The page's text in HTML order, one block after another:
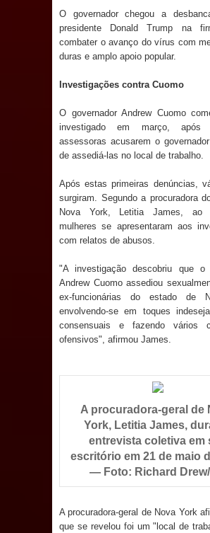
Santana 2026 será neste
e deve atrair grande
Neta do Sindicato
Brasília recursos para
Acolhida e CRAS de Sapé
Diretório Nacional do
Convenção em Brasília
Dois Gigantes da Poesia
Vereador Davyd Matias
de 200 lideranças em
candidatura de Denise
Assembleia Legislativa
O governador chegou a
presidente Donald Trump na
combater o avanço do vírus com
duras e amplo apoio popular.
Investigações contra Cuomo
O governador Andrew Cuomo
investigado em março,
assessoras acusarem o
de assediá-las no local de trabalho.
Após estas primeiras denúncias,
surgiram. Segundo a procuradora
Nova York, Letitia James, ao
mulheres se apresentaram aos
com relatos de abusos.
"A investigação descobriu que o
Andrew Cuomo assediou
ex-funcionárias do estado de
envolvendo-se em toques
consensuais e fazendo vários
ofensivos", afirmou James.
A procuradora-geral de
York, Letitia James,
entrevista coletiva em
escritório em 21 de maio
— Foto: Richard
A procuradora-geral de Nova York
que se revelou foi um "local de